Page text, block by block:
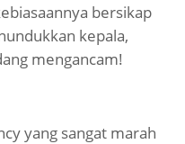
bersikap
kepala,
mengancam!
yang sangat marah